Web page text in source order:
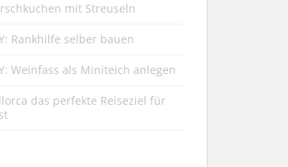
mit Streuseln
Rankhilfe selber bauen
Weinfass als Miniteich anlegen
das perfekte Reiseziel für